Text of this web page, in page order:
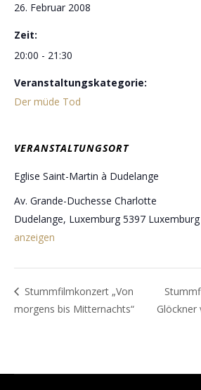
26. Februar 2008
Zeit:
20:00 - 21:30
Veranstaltungskategorie:
Der müde Tod
VERANSTALTUNGSORT
Eglise Saint-Martin à Dudelange
Av. Grande-Duchesse Charlotte
Dudelange, Luxemburg 5397 Luxemburg
anzeigen
Stummfilmkonzert „Von
morgens bis Mitternachts“